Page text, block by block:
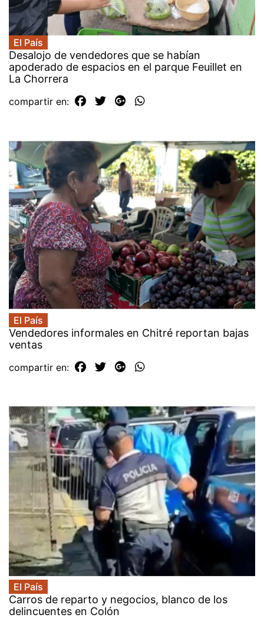
El País
Desalojo de vendedores que se habían
apoderado de espacios en el parque Feuillet en
La Chorrera
compartir en:
El País
Vendedores informales en Chitré reportan bajas
ventas
compartir en:
El País
Carros de reparto y negocios, blanco de los
delincuentes en Colón